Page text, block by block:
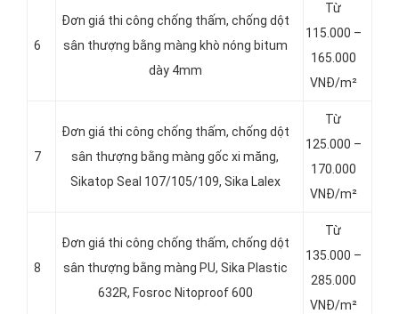
6
Đơn giá thi công chống thấm, chống dột
sân thượng bằng màng khò nóng bitum
dày 4mm
Từ
115.000 –
165.000
VNĐ/m²
7
Đơn giá thi công chống thấm, chống dột
sân thượng bằng màng gốc xi măng,
Sikatop Seal 107/105/109, Sika Lalex
Từ
125.000 –
170.000
VNĐ/m²
8
Đơn giá thi công chống thấm, chống dột
sân thượng bằng màng PU, Sika Plastic
632R, Fosroc Nitoproof 600
Từ
135.000 –
285.000
VNĐ/m²